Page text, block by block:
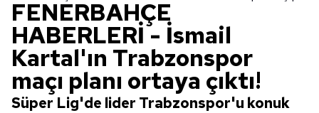
FENERBAHÇE
HABERLERİ - İsmail
Kartal'ın Trabzonspor
maçı planı ortaya çıktı!
Süper Lig'de lider Trabzonspor'u konuk